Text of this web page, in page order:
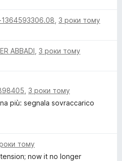
3 роки тому
ABBADI 3 роки тому
3 роки тому
più: segnala sovraccarico
тому
now it no longer